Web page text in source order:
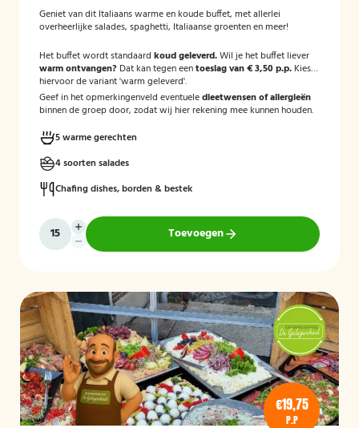
Geniet van dit Italiaans warme en koude buffet, met allerlei
overheerlijke salades, spaghetti, Italiaanse groenten en meer!
Het buffet wordt standaard koud geleverd.Wil je het buffet liever
warm ontvangen? Dat kan tegen eentoeslag van € 3,50 p.p. Kies
hiervoor de variant 'warm geleverd'.
Geef in het opmerkingenveld eventueledieetwensen of allergieën
binnen de groep door, zodat wij hier rekening mee kunnen houden.
5 warme gerechten
4 soorten salades
Chafing dishes, borden & bestek
Toevoegen
€19,75
P.P